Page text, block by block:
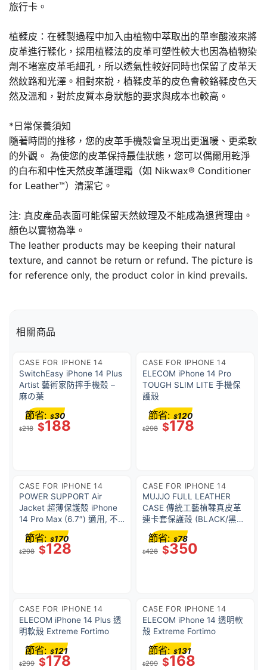
旅行卡。
植鞣皮：在鞣製過程中加入由植物中萃取出的單寧酸液來將
皮革進行鞣化，採用植鞣法的皮革可塑性較大也因為植物染
劑不堵塞皮革毛細孔，所以透氣性較好同時也保留了皮革天
然紋路和光澤。相對來說，植鞣皮革的皮色會較鉻鞣皮色天
然及溫和，對於皮質本身狀態的要求與成本也較高。
*日常保養須知
隨著時間的推移，您的皮革手機殼會呈現出更溫暖、更柔軟
的外觀。 為使您的皮革保持最佳狀態，您可以偶爾用乾淨
的白布和中性天然皮革護理霜（如 Nikwax® Conditioner
for Leather™）清潔它。
注: 真皮產品表面可能保留天然紋理及不能成為退貨理由。
顏色以實物為準。
The leather products may be keeping their natural
texture, and cannot be return or refund. The picture is
for reference only, the product color in kind prevails.
相關商品
CASE FOR IPHONE 14
SwitchEasy iPhone 14 Plus
Artist 藝術家防摔手機殼 –
麻の葉
$218 $188
節省: $30
CASE FOR IPHONE 14
ELECOM iPhone 14 Pro
TOUGH SLIM LITE 手機保
護殼
$298 $178
節省: $120
CASE FOR IPHONE 14
POWER SUPPORT Air
Jacket 超薄保護殼 iPhone
14 Pro Max (6.7″) 適用, 不
含BPA, 防止彩虹紋, 出色貼
合性, 輕且最合身 (透明)
$298 $128
節省: $170
CASE FOR IPHONE 14
MUJJO FULL LEATHER
CASE 傳統工藝植鞣真皮革
連卡套保護殻 (BLACK/黑色)
iPhone 14 Pro Max
$428 $350
節省: $78
CASE FOR IPHONE 14
ELECOM iPhone 14 Plus 透
明軟殼 Extreme Fortimo
$299 $178
節省: $121
CASE FOR IPHONE 14
ELECOM iPhone 14 透明軟
殼 Extreme Fortimo
$299 $168
節省: $131